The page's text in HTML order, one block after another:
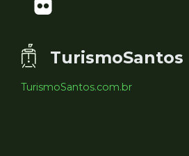
TurismoSantos
TurismoSantos.com.br